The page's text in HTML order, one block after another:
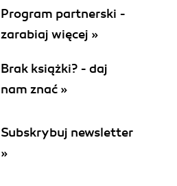
Program partnerski -
zarabiaj więcej »
Brak książki? - daj
nam znać »
Subskrybuj newsletter
»